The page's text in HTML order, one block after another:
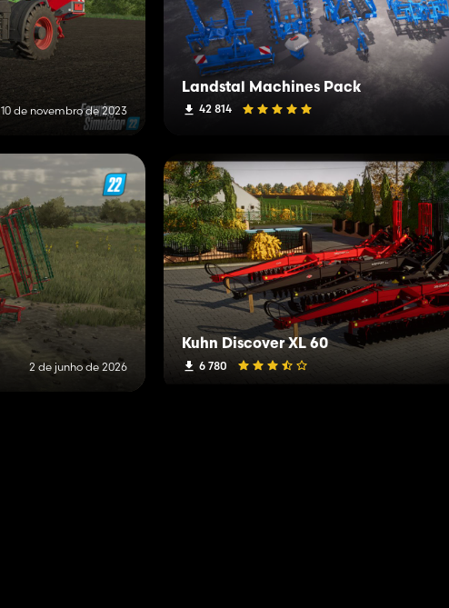
10 de novembro de 2023
Landstal Machines Pack
42 814
2 de junho de 2026
Kuhn Discover XL 60
6 780